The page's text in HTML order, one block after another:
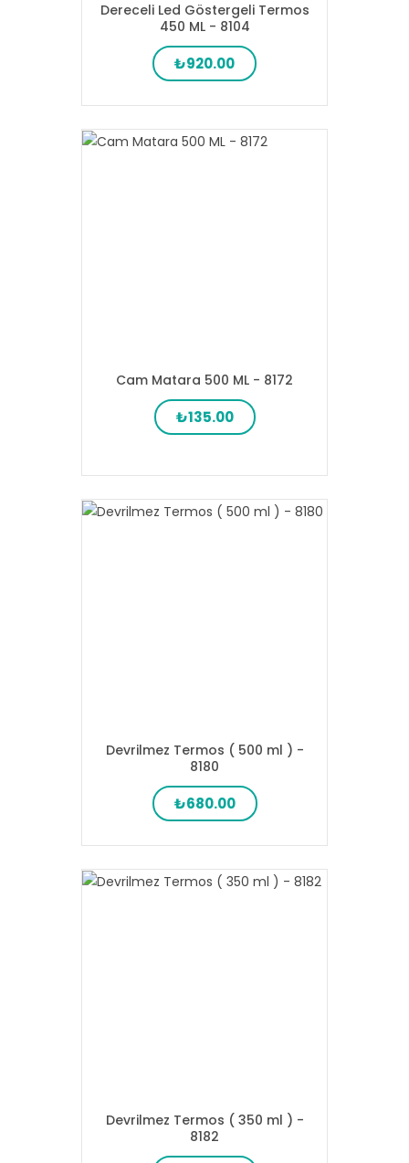
Dereceli Led Göstergeli Termos
450 ML - 8104
₺920.00
Cam Matara 500 ML - 8172
₺135.00
Devrilmez Termos ( 500 ml ) -
8180
₺680.00
Devrilmez Termos ( 350 ml ) -
8182